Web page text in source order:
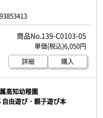
139-C0103-05
6,050円
詳細
購入
高知幼稚園
由遊び・親子遊び本